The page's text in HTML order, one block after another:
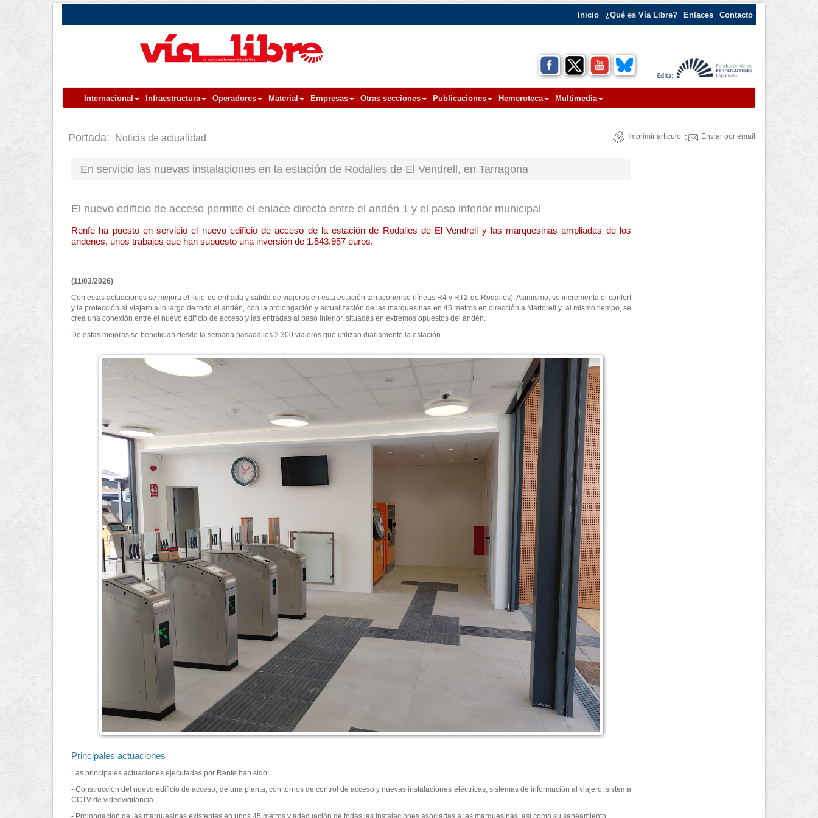
Inicio ¿Qué es Vía Libre? Enlaces Contacto
Internacional Infraestructura Operadores Material Empresas Otras secciones Publicaciones Hemeroteca Multimedia
Portada: Noticia de actualidad Imprimir artículo Enviar por email
En servicio las nuevas instalaciones en la estación de Rodalies de El Vendrell, en Tarragona
El nuevo edificio de acceso permite el enlace directo entre el andén 1 y el paso inferior municipal
Renfe ha puesto en servicio el nuevo edificio de acceso de la estación de Rodalies de El Vendrell y las marquesinas ampliadas de los
andenes, unos trabajos que han supuesto una inversión de 1.543.957 euros.
(11/03/2026)
Con estas actuaciones se mejora el flujo de entrada y salida de viajeros en esta estación tarraconense (líneas R4 y RT2 de Rodalies). Asimismo, se incrementa el confort
y la protección al viajero a lo largo de todo el andén, con la prolongación y actualización de las marquesinas en 45 metros en dirección a Martorell y, al mismo tiempo, se
crea una conexión entre el nuevo edificio de acceso y las entradas al paso inferior, situadas en extremos opuestos del andén.
De estas mejoras se benefician desde la semana pasada los 2.300 viajeros que utilizan diariamente la estación.
Principales actuaciones
Las principales actuaciones ejecutadas por Renfe han sido:
- Construcción del nuevo edificio de acceso, de una planta, con tornos de control de acceso y nuevas instalaciones eléctricas, sistemas de información al viajero, sistema
CCTV de videovigilancia.
- Prolongación de las marquesinas existentes en unos 45 metros y adecuación de todas las instalaciones asociadas a las marquesinas, así como su saneamiento.